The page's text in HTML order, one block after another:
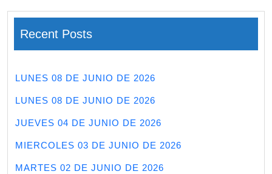
Recent Posts
LUNES 08 DE JUNIO DE 2026
LUNES 08 DE JUNIO DE 2026
JUEVES 04 DE JUNIO DE 2026
MIERCOLES 03 DE JUNIO DE 2026
MARTES 02 DE JUNIO DE 2026